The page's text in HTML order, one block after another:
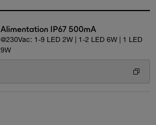
Alimentation IP67 500mA
@230Vac: 1-9 LED 2W | 1-2 LED 6W | 1 LED
9W